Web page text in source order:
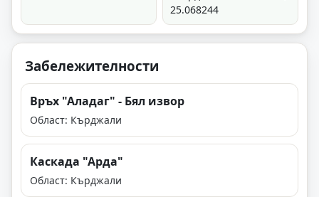
25.068244
Забележителности
Връх "Аладаг" - Бял извор
Област: Кърджали
Каскада "Арда"
Област: Кърджали